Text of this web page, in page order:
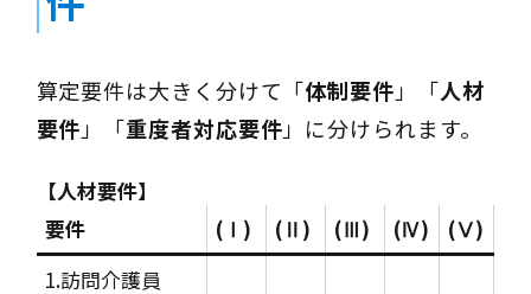
算定要件は大きく分けて「体制要件 」「人材
要件 」「重度者対応要件」に分けられます。
【人材要件】
要件
(Ⅰ) (Ⅱ) (Ⅲ) (Ⅳ)
(Ⅴ)
1.訪問介護員